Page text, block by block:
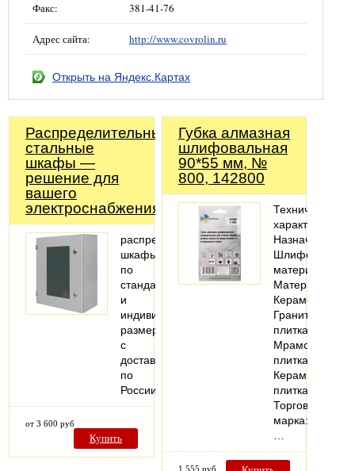
Факс: 381-41-76
Адрес сайта: http://www.covrolin.ru
Открыть на Яндекс.Картах
Распределительные
стальные
шкафы —
решение для
вашего
электроснабжения!
распределительные
шкафы
по
стандартным
и
индивидуальным
размерам
с
доставкой
по
России
от 3 600 руб
Купить
Губка алмазная
шлифовальная
90*55 мм, №
800, 142800
Технические
характеристики
Назначение:
Шлифовать
материал
Материалы:
Керамогранит;
Гранитная
плитка;
Мраморная
плитка;
Керамическая
плитка
Торговая
марка:
1 555 руб